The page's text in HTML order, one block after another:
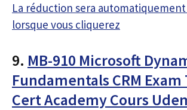
La réduction sera
lorsque vous cliquerez
9. MB-910 Microsoft
Fundamentals CRM Exam
Cert Academy Cours